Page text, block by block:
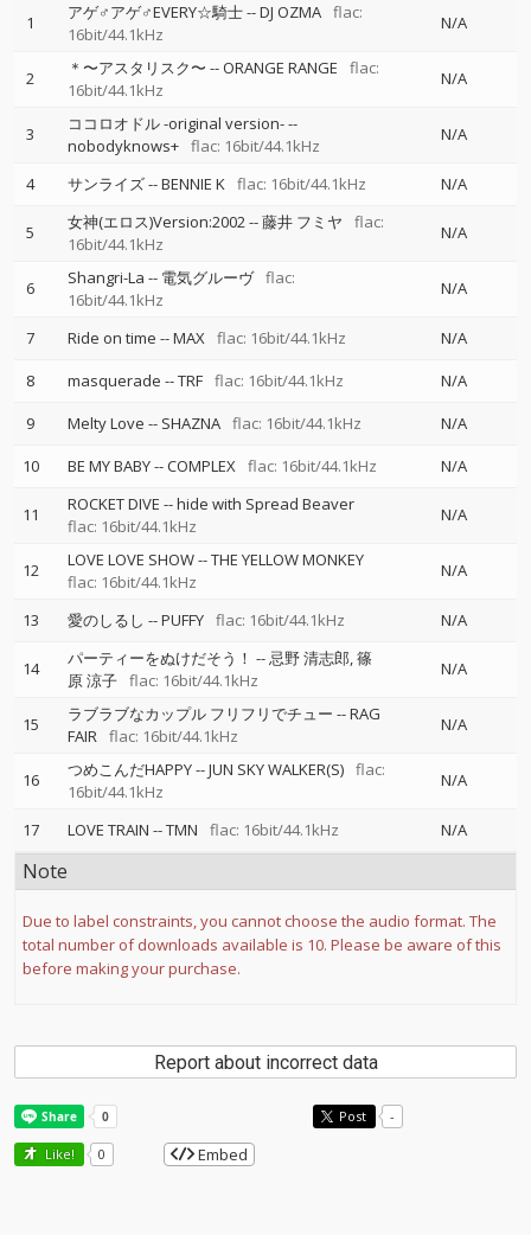
1 アゲ♂アゲ♂EVERY☆騎士--DJ OZMA flac:
16bit/44.1kHz
N/A
2 ＊〜アスタリスク〜 --ORANGE RANGE
flac:
16bit/44.1kHz
N/A
3 ココロオドル -original version---
nobodyknows+ flac: 16bit/44.1kHz
N/A
4 サンライズ--BENNIE K flac: 16bit/44.1kHz N/A
5 女神(エロス)Version:2002--藤井 フミヤ
flac:
16bit/44.1kHz
N/A
6 Shangri-La -- 電気グルーヴ flac:
16bit/44.1kHz
N/A
7 Ride on time --MAX flac: 16bit/44.1kHz
N/A
8
masquerade --TRF flac: 16bit/44.1kHz
N/A
9
Melty Love -- SHAZNA flac: 16bit/44.1kHz
N/A
10
BE MY BABY--COMPLEX flac: 16bit/44.1kHz N/A
11 ROCKET DIVE --hide with Spread Beaver
flac: 16bit/44.1kHz
N/A
12 LOVE LOVE SHOW--THE YELLOW MONKEY
flac: 16bit/44.1kHz
N/A
13 愛のしるし --PUFFY flac: 16bit/44.1kHz N/A
14 パーティーをぬけだそう！ --忌野 清志郎 篠
原 涼子 flac: 16bit/44.1kHz
N/A
15 ラブラブなカップル フリフリでチュー --RAG
FAIR flac: 16bit/44.1kHz
N/A
16 つめこんだHAPPY--JUN SKY WALKER(S) flac:
16bit/44.1kHz
N/A
17 LOVE TRAIN --TMN flac: 16bit/44.1kHz N/A
Note
Due to label constraints, you cannot choose the audio format. The
total number of downloads available is 10. Please be aware of this
before making your purchase.
Report about incorrect data
Post -
Like! 0 Embed